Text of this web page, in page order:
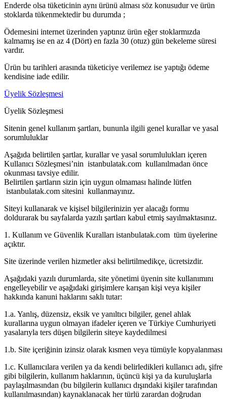
Enderde olsa tüketicinin aynı ürünü alması söz konusudur ve ürün
stoklarda tükenmektedir bu durumda ;
Ödemesini internet üzerinden yaptınız ürün eğer stoklarmızda
kalmamış ise en az 4 (Dört) en fazla 30 (otuz) gün bekeleme süresi
vardır.
Ürün bu tarihleri arasında tüketiciye verilemez ise yaptığı ödeme
kendisine iade edilir.
Üyelik Sözleşmesi
Üyelik Sözleşmesi
Sitenin genel kullanım şartları, bununla ilgili genel kurallar ve yasal
sorumluluklar
Aşağıda belirtilen şartlar, kurallar ve yasal sorumlulukları içeren
Kullanıcı Sözleşmesi’nin istanbulatak.com kullanılmadan önce
okunması tavsiye edilir.
Belirtilen şartların sizin için uygun olmaması halinde lütfen
istanbulatak.com sitesini kullanmayınız.
Siteyi kullanarak ve kişisel bilgilerinizin yer alacağı formu
doldurarak bu sayfalarda yazılı şartları kabul etmiş sayılmaktasınız.
1. Kullanım ve Güvenlik Kuralları istanbulatak.com tüm üyelerine
açıktır.
Site üzerinde verilen hizmetler aksi belirtilmedikçe, ücretsizdir.
Aşağıdaki yazılı durumlarda, site yönetimi üyenin site kullanımını
engelleyebilir ve aşağıdaki girişimlere karışan kişi veya kişiler
hakkında kanuni haklarını saklı tutar:
1.a. Yanlış, düzensiz, eksik ve yanıltıcı bilgiler, genel ahlak
kurallarına uygun olmayan ifadeler içeren ve Türkiye Cumhuriyeti
yasalarıyla ters düşen bilgilerin siteye kaydedilmesi
1.b. Site içeriğinin izinsiz olarak kısmen veya tümüyle kopyalanması
1.c. Kullanıcılara verilen ya da kendi belirledikleri kullanıcı adı, şifre
gibi bilgilerin, kullanım haklarının, üçüncü kişi ya da kuruluşlarla
paylaşılmasından (bu bilgilerin kullanıcı dışındaki kişiler tarafından
kullanılmasından) kaynaklanacak her türlü zarardan doğrudan